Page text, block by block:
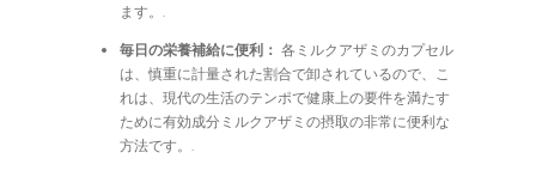
ます。.
毎日の栄養補給に便利：各ミルクアザミのカプセル
は、慎重に計量された割合で卸されているので、こ
れは、現代の生活のテンポで健康上の要件を満たす
ために有効成分ミルクアザミの摂取の非常に便利な
方法です。.